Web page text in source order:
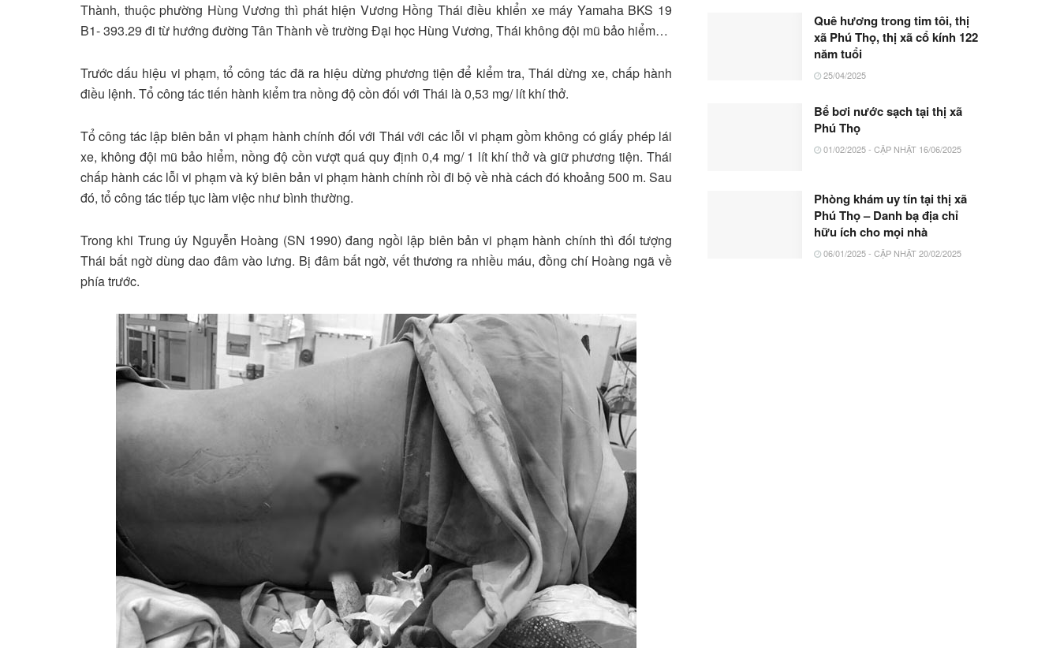
Thành, thuộc phường Hùng Vương thì phát hiện Vương Hồng Thái điều khiển xe máy Yamaha BKS 19
B1- 393.29 đi từ hướng đường Tân Thành về trường Đại học Hùng Vương, Thái không đội mũ bảo hiểm…
Trước dấu hiệu vi phạm, tổ công tác đã ra hiệu dừng phương tiện để kiểm tra, Thái dừng xe, chấp hành
điều lệnh. Tổ công tác tiến hành kiểm tra nồng độ cồn đối với Thái là 0,53 mg/ lít khí thở.
Tổ công tác lập biên bản vi phạm hành chính đối với Thái với các lỗi vi phạm gồm không có giấy phép lái
xe, không đội mũ bảo hiểm, nồng độ cồn vượt quá quy định 0,4 mg/ 1 lít khí thở và giữ phương tiện. Thái
chấp hành các lỗi vi phạm và ký biên bản vi phạm hành chính rồi đi bộ về nhà cách đó khoảng 500 m. Sau
đó, tổ công tác tiếp tục làm việc như bình thường.
Trong khi Trung úy Nguyễn Hoàng (SN 1990) đang ngồi lập biên bản vi phạm hành chính thì đối tượng
Thái bất ngờ dùng dao đâm vào lưng. Bị đâm bất ngờ, vết thương ra nhiều máu, đồng chí Hoàng ngã về
phía trước.
Quê hương trong tim tôi, thị
xã Phú Thọ, thị xã cổ kính 122
năm tuổi
25/04/2025
Bể bơi nước sạch tại thị xã
Phú Thọ
01/02/2025 - CẬP NHẬT 16/06/2025
Phòng khám uy tín tại thị xã
Phú Thọ – Danh bạ địa chỉ
hữu ích cho mọi nhà
06/01/2025 - CẬP NHẬT 20/02/2025